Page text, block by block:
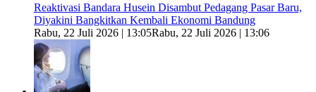
Reaktivasi Bandara Husein Disambut Pedagang Pasar Baru,
Diyakini Bangkitkan Kembali Ekonomi Bandung
Rabu, 22 Juli 2026 | 13:05Rabu, 22 Juli 2026 | 13:06